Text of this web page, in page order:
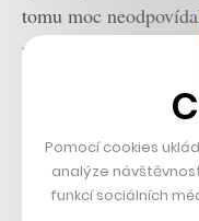
tomu moc
předminulého roku,
bronz parahokejistů
o medaile z
předzvěstí návratu
Tuzemský hokej
Pomocí cookies
analýze
funkcí sociálních